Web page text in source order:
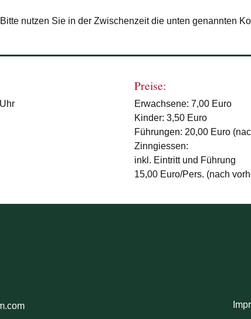
nutzen Sie in der Zwischenzeit die unten genannten
Preise:
Erwachsene: 7,00 Euro
Kinder: 3,50 Euro
Führungen: 20,00 Euro
Zinngiessen:
inkl. Eintritt und Führung
15,00 Euro/Pers. (nach